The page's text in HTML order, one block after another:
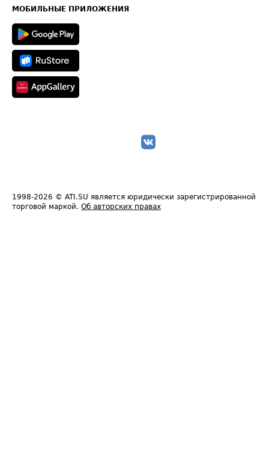
Техническая информация
МОБИЛЬНЫЕ ПРИЛОЖЕНИЯ
1998-2026 © ATI.SU является юридически зарегистрированной
торговой маркой. Об авторских правах